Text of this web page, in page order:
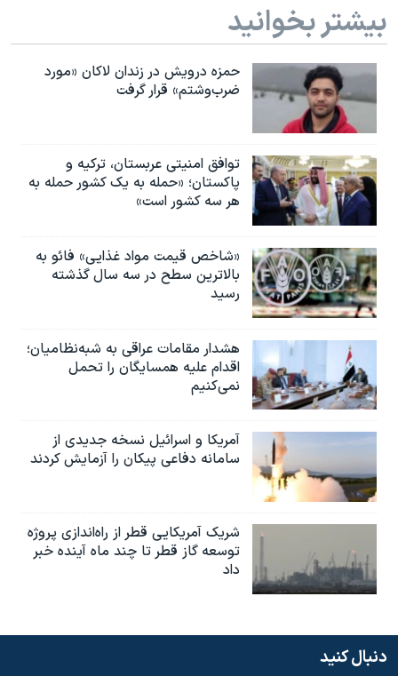
بیشتر بخوانید
حمزه درویش در زندان لاکان «مورد
ضرب‌وشتم» قرار گرفت
توافق امنیتی عربستان، ترکیه و
پاکستان؛ «حمله به یک کشور حمله به
هر سه کشور است»
«شاخص قیمت مواد غذایی» فائو به
بالاترین سطح در سه سال گذشته
رسید
هشدار مقامات عراقی به شبه‌نظامیان؛
اقدام علیه همسایگان را تحمل
نمی‌کنیم
آمریکا و اسرائیل نسخه جدیدی از
سامانه دفاعی پیکان را آزمایش کردند
شریک آمریکایی قطر از راه‌اندازی پروژه
توسعه گاز قطر تا چند ماه آینده خبر
داد
دنبال کنید